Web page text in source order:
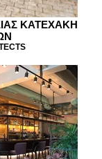
ΚΑΤΕΧΑΚΗ